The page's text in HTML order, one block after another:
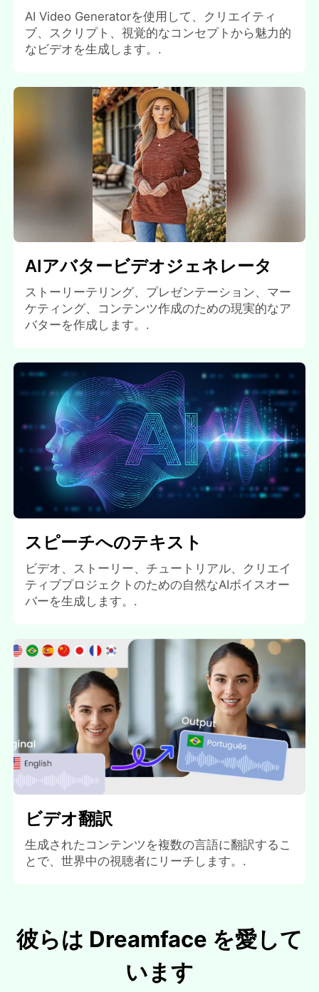
AI Video Generatorを使用して、クリエイティ
ブ、スクリプト、視覚的なコンセプトから魅力的
なビデオを生成します。.
AIアバタービデオジェネレータ
ストーリーテリング、プレゼンテーション、マー
ケティング、コンテンツ作成のための現実的なア
バターを作成します。.
スピーチへのテキスト
ビデオ、ストーリー、チュートリアル、クリエイ
ティブプロジェクトのための自然なAIボイスオー
バーを生成します。.
ビデオ翻訳
生成されたコンテンツを複数の言語に翻訳するこ
とで、世界中の視聴者にリーチします。.
彼らは Dreamface を愛して
います